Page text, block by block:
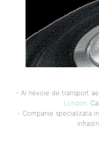
- Ai nevoie de transport
London .
- Companie specializata